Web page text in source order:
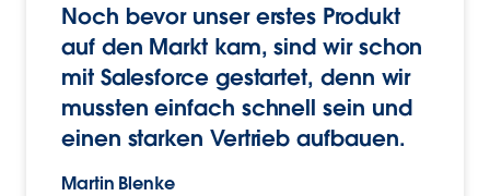
Noch bevor unser erstes Produkt
auf den Markt kam, sind wir schon
mit Salesforce gestartet, denn wir
mussten einfach schnell sein und
einen starken Vertrieb aufbauen.
Martin Blenke